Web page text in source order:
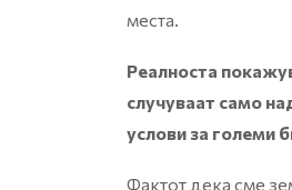
места.
Реалноста
случуваат само
услови за големи
Фактот дека сме